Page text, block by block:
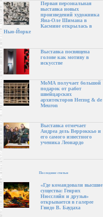
Первая персональная
выставка новых
произведений художника
Яна-Оле Шимана в
Касмине открылась в
Нью-Йорке
Выставка посвящена
голове как мотиву в
искусстве
МоМА получает большой
подарок от работ
швейцарских
архитекторов Herzog & de
Meuron
Выставка отмечает
Андреа дель Верроккьо и
его самого известного
ученика Леонардо
Последние статьи
«Где командовали высшие
существа: Генрих
Нюссляйн и друзья»
открывается в галерее
Гвидо В. Баудаха